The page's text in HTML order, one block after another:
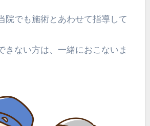
院でも施術とあわせて指導して
きない方は、一緒におこないま